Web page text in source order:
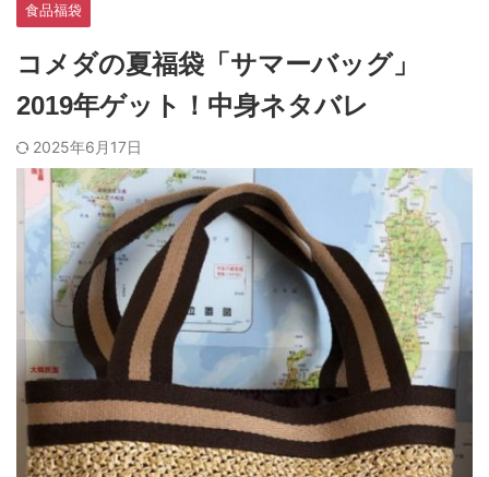
食品福袋
コメダの夏福袋「サマーバッグ」
2019年ゲット！中身ネタバレ
2025年6月17日